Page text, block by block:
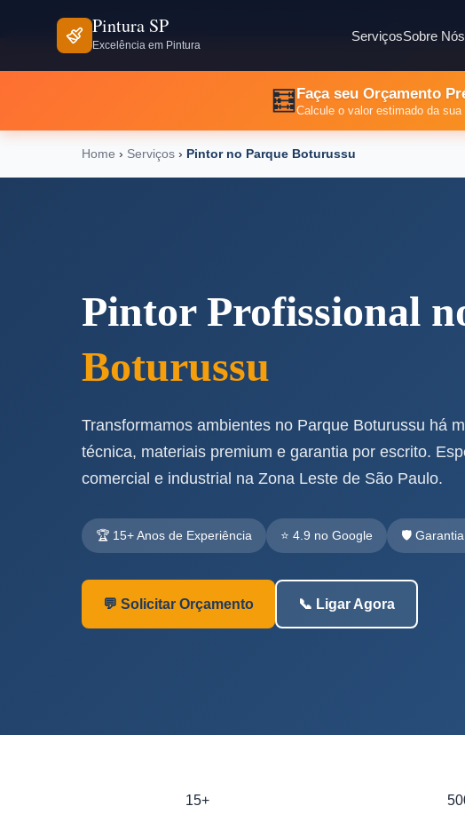
⏰ Seg - Sex: 8h às 18h | Sáb: 8h às 12h
Pintura SP
Excelência em Pintura
ServiçosSobre Nós
🧮 Faça seu Orçamento
Calcule o valor estimado da
Home › Serviços › Pintor no Parque Boturussu
Pintor Profissional
Boturussu
Transformamos ambientes no Parque Boturussu há
técnica, materiais premium e garantia por escrito.
comercial e industrial na Zona Leste de São Paulo.
🏆 15+ Anos de Experiência ⭐ 4.9 no Google 🛡️
💬 Solicitar Orçamento 📞 Ligar Agora
15+